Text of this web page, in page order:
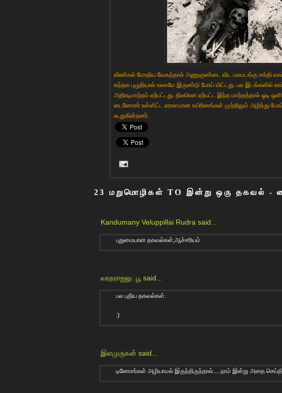
விண்கல் மோதிய வேகத்தால் அணுகுண்டை விட பலமடங்கு சக்தி வாய்ந்த
கந்தக புழுதியால் உலகமே இருண்டு போய் விட்டது. பல இடங்களில்
அதிரடிமாற்றம் ஏற்பட்டது. திடீரென ஏற்பட்ட இந்த மாற்றத்தால் ஓடி
டைனோசர் உள்ளிட்ட ஏராளமான உயிரினங்கள் முற்றிலும் அழிந்து
கூறுகின்றனர்.
23 மறுமொழிகள் TO இன்று ஒரு தகவல்
Kandumany Veluppillai Rudra said...
புதுமையான தகவல்கள்,ஆச்சரியம்
வரதராஜலு .பூ said...
பல புதிய தகவல்கள்.
:)
இளமுருகன் said...
டினோசர்கள் அழியாமல் இருந்திருந்தால்.....நாம் இன்று அதை